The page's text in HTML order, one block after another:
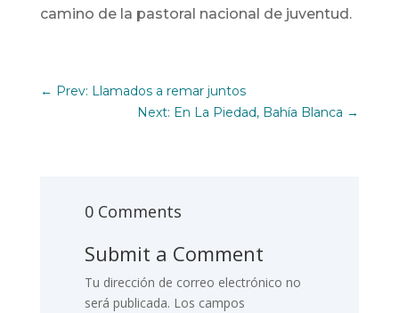
camino de la pastoral nacional de juventud.
← Prev: Llamados a remar juntos
Next: En La Piedad, Bahía Blanca →
0 Comments
Submit a Comment
Tu dirección de correo electrónico no
será publicada. Los campos